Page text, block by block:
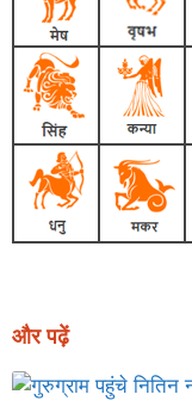
और पढ़ें